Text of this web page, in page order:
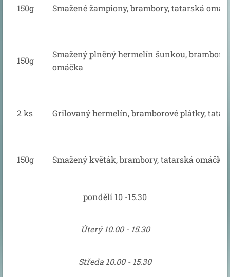
150g Smažené žampiony, brambory, tatarská
150g
Smažený plněný hermelín šunkou,
omáčka
2 ks Grilovaný hermelín, bramborové plátky,
150g Smažený květák, brambory, tatarská omáčka
pondělí 10 -15.30
Úterý 10.00 -15.30
Středa 10.00 -15.30